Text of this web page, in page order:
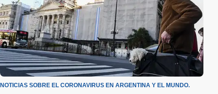
NOTICIAS SOBRE EL CORONAVIRUS EN ARGENTINA Y EL MUNDO.